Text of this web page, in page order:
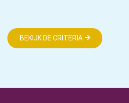
BEKIJK DE CRITERIA